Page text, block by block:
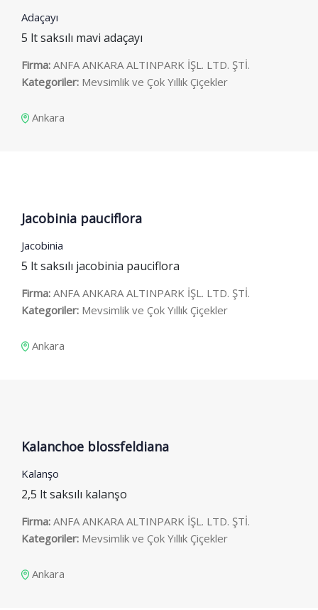
Adaçayı
5 lt saksılı mavi adaçayı
Firma: ANFA ANKARA ALTINPARK İŞL. LTD. ŞTİ.
Kategoriler: Mevsimlik ve Çok Yıllık Çiçekler
Ankara
Jacobinia pauciflora
Jacobinia
5 lt saksılı jacobinia pauciflora
Firma: ANFA ANKARA ALTINPARK İŞL. LTD. ŞTİ.
Kategoriler: Mevsimlik ve Çok Yıllık Çiçekler
Ankara
Kalanchoe blossfeldiana
Kalanşo
2,5 lt saksılı kalanşo
Firma: ANFA ANKARA ALTINPARK İŞL. LTD. ŞTİ.
Kategoriler: Mevsimlik ve Çok Yıllık Çiçekler
Ankara